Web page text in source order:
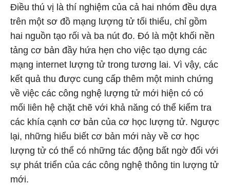
Điều thú vị là thí nghiệm của cả hai nhóm đều dựa
trên một sơ đồ mạng lượng tử tối thiểu, chỉ gồm
hai nguồn tạo rối và ba nút đo. Đó là một khối nền
tảng cơ bản đầy hứa hẹn cho việc tạo dựng các
mạng internet lượng tử trong tương lai. Vì vậy, các
kết quả thu được cung cấp thêm một minh chứng
về việc các công nghệ lượng tử mới hiện có có
mối liên hệ chặt chẽ với khả năng có thể kiểm tra
các khía cạnh cơ bản của cơ học lượng tử. Ngược
lại, những hiểu biết cơ bản mới này về cơ học
lượng tử có thể có những tác động bất ngờ đối với
sự phát triển của các công nghệ thông tin lượng tử
mới.